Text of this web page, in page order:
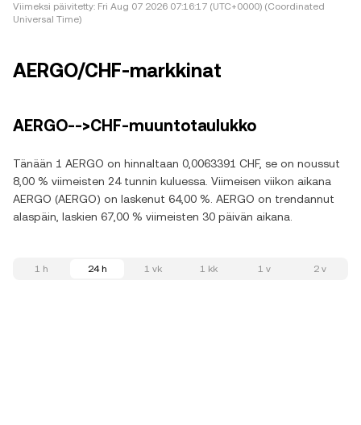
Viimeksi päivitetty: Fri Aug 07 2026 07:16:17 (UTC+0000) (Coordinated
Universal Time)
AERGO/CHF-markkinat
AERGO-->CHF-muuntotaulukko
Tänään 1 AERGO on hinnaltaan 0,0063391 CHF, se on noussut
8,00 % viimeisten 24 tunnin kuluessa. Viimeisen viikon aikana
AERGO (AERGO) on laskenut 64,00 %. AERGO on trendannut
alaspäin, laskien 67,00 % viimeisten 30 päivän aikana.
1 h 24 h 1 vk 1 kk 1 v 2 v